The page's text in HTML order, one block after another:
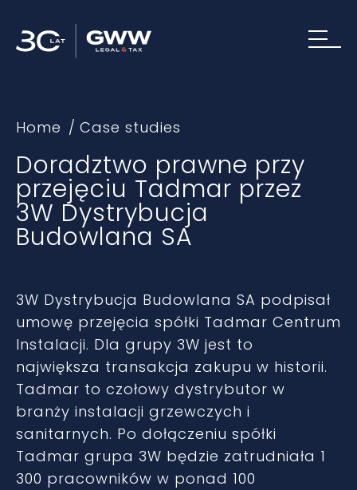
Home Case studies
Doradztwo prawne przy
przejęciu Tadmar przez
3W Dystrybucja
Budowlana SA
3W Dystrybucja Budowlana SA podpisał
umowę przejęcia spółki Tadmar Centrum
Instalacji. Dla grupy 3W jest to
największa transakcja zakupu w historii.
Tadmar to czołowy dystrybutor w
branży instalacji grzewczych i
sanitarnych. Po dołączeniu spółki
Tadmar grupa 3W będzie zatrudniała 1
300 pracowników w ponad 100